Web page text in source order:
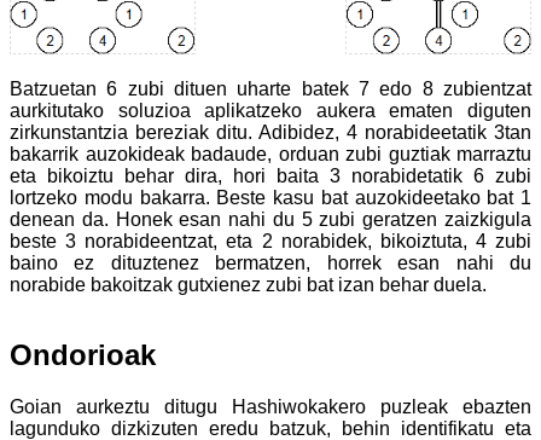
Batzuetan 6 zubi dituen uharte batek 7 edo 8 zubientzat
aurkitutako soluzioa aplikatzeko aukera ematen diguten
zirkunstantzia bereziak ditu. Adibidez, 4 norabideetatik 3tan
bakarrik auzokideak badaude, orduan zubi guztiak marraztu
eta bikoiztu behar dira, hori baita 3 norabidetatik 6 zubi
lortzeko modu bakarra. Beste kasu bat auzokideetako bat 1
denean da. Honek esan nahi du 5 zubi geratzen zaizkigula
beste 3 norabideentzat, eta 2 norabidek, bikoiztuta, 4 zubi
baino ez dituztenez bermatzen, horrek esan nahi du
norabide bakoitzak gutxienez zubi bat izan behar duela.
Ondorioak
Goian aurkeztu ditugu Hashiwokakero puzleak ebazten
lagunduko dizkizuten eredu batzuk, behin identifikatu eta